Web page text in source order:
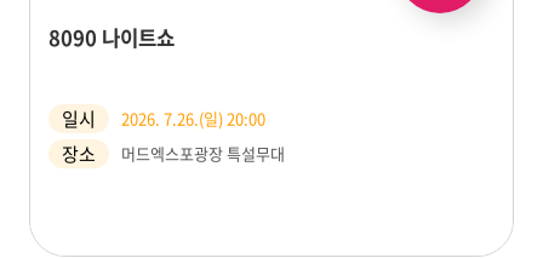
8090 나이트쇼
일시 2026. 7.26.(일) 20:00
장소 머드엑스포광장 특설무대